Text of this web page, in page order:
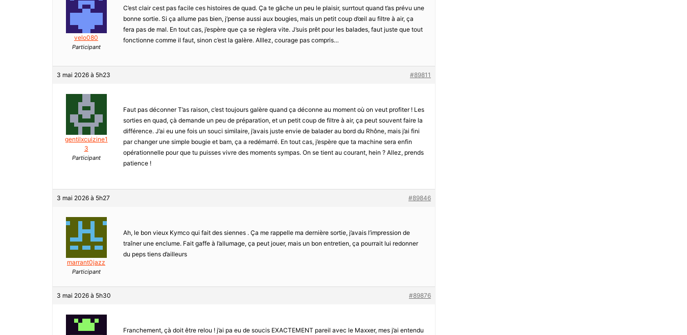
velo080
Participant
C’est clair cest pas facile ces histoires de quad. Ça te gâche un peu le plaisir, surrtout quand t’as prévu une
bonne sortie. Si ça allume pas bien, j’pense aussi aux bougies, mais un petit coup d’œil au filtre à air, ça
fera pas de mal. En tout cas, j’espère que ça se règlera vite. J’suis prêt pour les balades, faut juste que tout
fonctionne comme il faut, sinon c’est la galère. Alllez, courage pas compris…
3 mai 2026 à 5h23 #89811
gentilxcuizine1
3
Participant
Faut pas déconner T’as raison, c’est toujours galère quand ça déconne au moment où on veut profiter ! Les
sorties en quad, çà demande un peu de préparation, et un petit coup de filtre à air, ça peut souvent faire la
différence. J’ai eu une fois un souci similaire, j’avais juste envie de balader au bord du Rhône, mais j’ai fini
par changer une simple bougie et bam, ça a redémarré. En tout cas, j’espère que ta machine sera enfin
opérationnelle pour que tu puisses vivre des moments sympas. On se tient au courant, hein ? Allez, prends
patience !
3 mai 2026 à 5h27 #89846
marrant0jazz
Participant
Ah, le bon vieux Kymco qui fait des siennes . Ça me rappelle ma dernière sortie, j’avais l’impression de
traîner une enclume. Fait gaffe à l’allumage, ça peut jouer, mais un bon entretien, ça pourrait lui redonner
du peps tiens d’ailleurs
3 mai 2026 à 5h30 #89876
Franchement, çà doit être relou ! j’ai pa eu de soucis EXACTEMENT pareil avec le Maxxer, mes j’ai entendu